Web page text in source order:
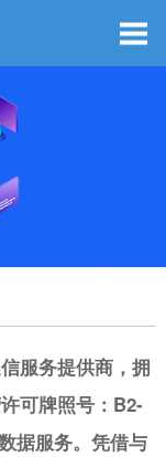
服务提供商， 拥
可牌照号：B2-
据服务。凭借与